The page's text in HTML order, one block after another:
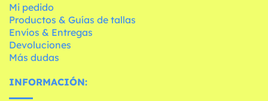
Mi pedido
Productos & Guías de tallas
Envíos & Entregas
Devoluciones
Más dudas
INFORMACIÓN: